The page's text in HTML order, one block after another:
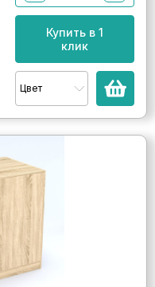
Купить в 1
клик
Цвет